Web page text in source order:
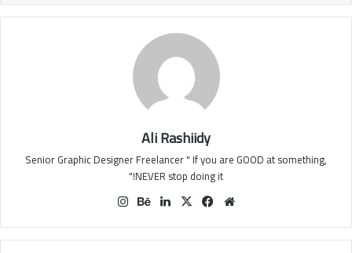
Ali Rashiidy
Senior Graphic Designer Freelancer " If you are GOOD at something,
NEVER stop doing it!"
موقعفيسبوك
‫X لينكدإنبيهانس